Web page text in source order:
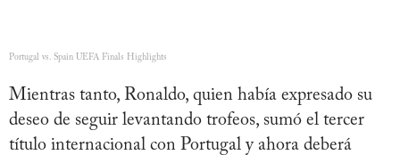
Portugal vs. Spain UEFA Finals Highlights
Mientras tanto, Ronaldo, quien había expresado su
deseo de seguir levantando trofeos, sumó el tercer
título internacional con Portugal y ahora deberá